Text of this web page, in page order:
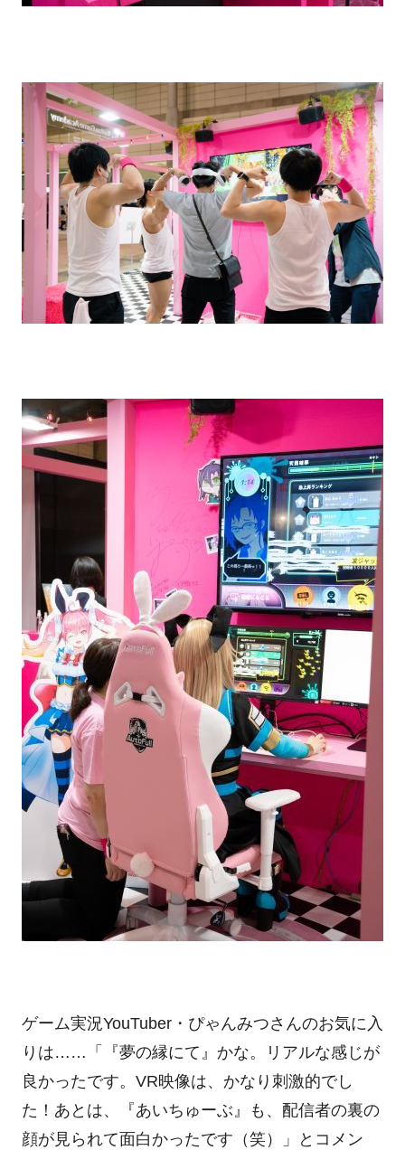
ゲーム実況YouTuber・ぴゃんみつさんのお気に入
りは……「『夢の縁にて』かな。リアルな感じが
良かったです。VR映像は、かなり刺激的でし
た！あとは、『あいちゅーぶ』も、配信者の裏の
顔が見られて面白かったです（笑）」とコメン